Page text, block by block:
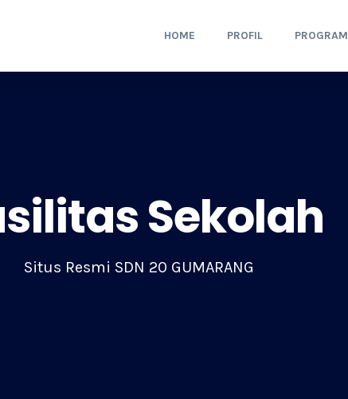
HOME PROFIL PROGRAM
Sekolah
Situs Resmi SDN 20 GUMARANG